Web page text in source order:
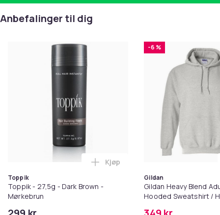
Anbefalinger til dig
Toppik
Toppik - 27,5g - Dark Brown -
Mørkebrun
Legg Toppik - 27,5g - Dark
Kjøp
-6 %
Gildan
Gildan Heavy Blend
Hooded Sweatshirt /